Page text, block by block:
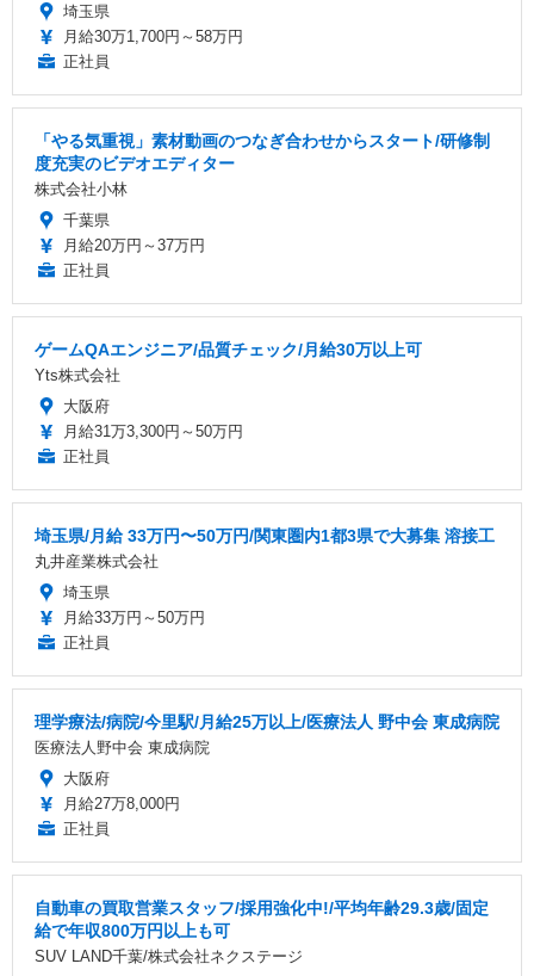
埼玉県
月給30万1,700円～58万円
正社員
「やる気重視」素材動画のつなぎ合わせからスタート/研修制
度充実のビデオエディター
株式会社小林
千葉県
月給20万円～37万円
正社員
ゲームQAエンジニア/品質チェック/月給30万以上可
Yts株式会社
大阪府
月給31万3,300円～50万円
正社員
埼玉県/月給 33万円〜50万円/関東圏内1都3県で大募集 溶接工
丸井産業株式会社
埼玉県
月給33万円～50万円
正社員
理学療法/病院/今里駅/月給25万以上/医療法人 野中会 東成病院
医療法人野中会 東成病院
大阪府
月給27万8,000円
正社員
自動車の買取営業スタッフ/採用強化中!/平均年齢29.3歳/固定
給で年収800万円以上も可
SUV LAND千葉/株式会社ネクステージ